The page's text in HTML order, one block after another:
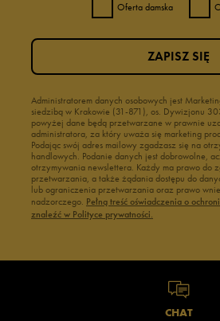
Oferta damska
Administratorem danych osobowych jest
siedzibą w Krakowie (31-871), os. Dywizjonu
powyżej dane będą przetwarzane w prawnie
administratora, za który uważa się marketing
Podając swój adres mailowy zgadzasz się na
handlowych. Podanie danych jest dobrowolne,
otrzymywania newslettera. Każdy ma prawo do
przetwarzania, a także żądania dostępu do
lub ograniczenia przetwarzania oraz prawo
nadzorczego. Pełną treść oświadczenia o
znaleźć w Polityce prywatności.
ZAPISZ SIĘ
CHAT